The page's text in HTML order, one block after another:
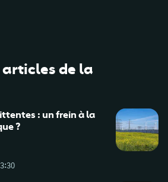
de la
: un frein à la
?